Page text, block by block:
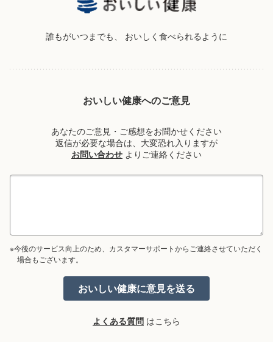
誰もがいつまでも、 おいしく食べられるように
おいしい健康へのご意見
あなたのご意見・ご感想をお聞かせください
返信が必要な場合は、大変恐れ入りますが
お問い合わせ よりご連絡ください
※今後のサービス向上のため、カスタマーサポートからご連絡させていただく
場合もございます。
よくある質問 はこちら